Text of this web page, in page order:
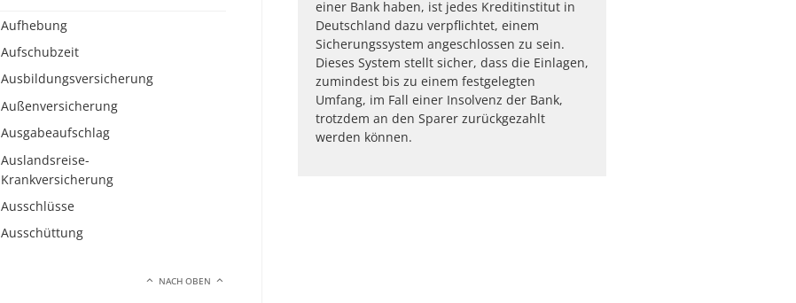
Aufhebung
Aufschubzeit
Ausbildungsversicherung
Außenversicherung
Ausgabeaufschlag
Auslandsreise-
Krankversicherung
Ausschlüsse
Ausschüttung
NACH OBEN
einer Bank haben, ist jedes Kreditinstitut in
Deutschland dazu verpflichtet, einem
Sicherungssystem angeschlossen zu sein.
Dieses System stellt sicher, dass die Einlagen,
zumindest bis zu einem festgelegten
Umfang, im Fall einer Insolvenz der Bank,
trotzdem an den Sparer zurückgezahlt
werden können.